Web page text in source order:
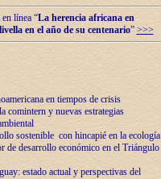
línea “La herencia africana en
en el año de su centenario” >>>
en tiempos de crisis
comintern y nuevas estrategias
sostenible con hincapié en la ecología
de desarrollo económico en el Triángulo
estado actual y perspectivas del